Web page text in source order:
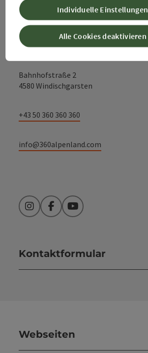
Kontakt
Alpenland Tourismus GmbH
Bahnhofstraße 2
4580 Windischgarsten
+43 50 360 360 360
info@360alpenland.com
InstagramFacebookYouTube
Kontaktformular
Webseiten
Alle Cookies deaktivieren
Individuelle Einstellungen